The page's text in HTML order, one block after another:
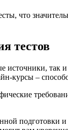
что
тестов
источники, так
курсы –
подготовки